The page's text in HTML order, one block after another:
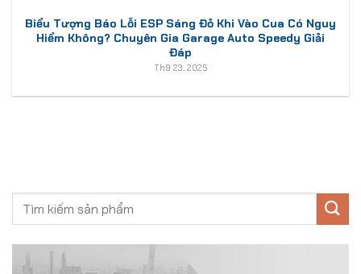
Biểu Tượng Báo Lỗi ESP Sáng Đỏ Khi Vào Cua Có Nguy
Hiểm Không? Chuyên Gia Garage Auto Speedy Giải
Đáp
Th9 23, 2025